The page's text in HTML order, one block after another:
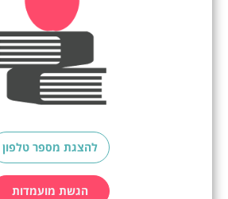
להצגת מספר טלפון
הגשת מועמדות